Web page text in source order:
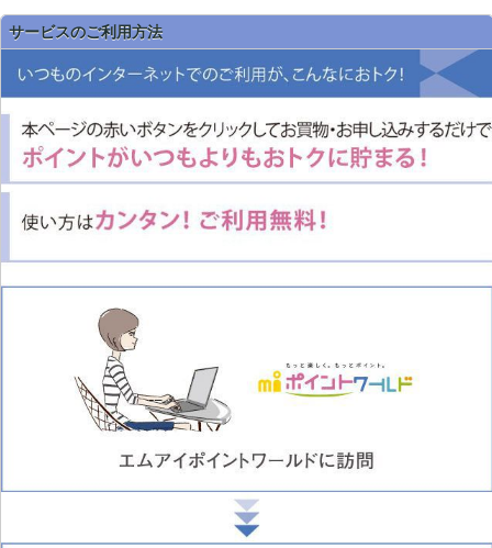
サービスのご利用方法